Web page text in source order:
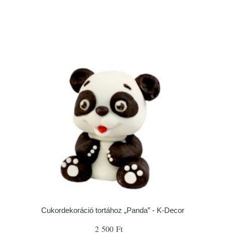
Cukordekoráció tortához „Panda” - K-Decor
2 500 Ft